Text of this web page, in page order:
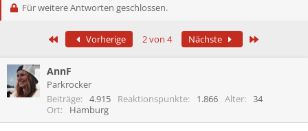
t
r
t
l
a
m
Für weitere Antworten geschlossen.
Erste Vorherige 2 von 4 Nächste
AnnF
Parkrocker
Beiträge
4.915 Reaktionspunkte 1.866 Alter
34
Ort
Hamburg